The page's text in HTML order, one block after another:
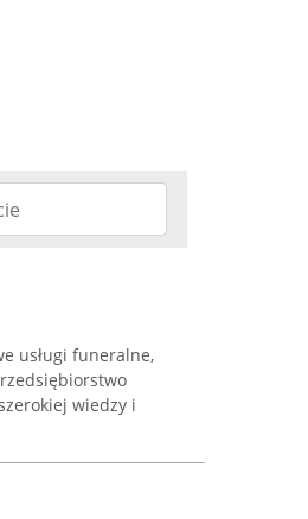
usługi funeralne,
wiedzy i